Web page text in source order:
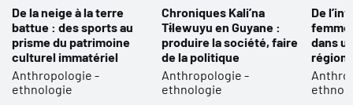
De la neige à la terre
battue : des sports au
prisme du patrimoine
culturel immatériel
Anthropologie -
ethnologie
Chroniques Kali’na
Tɨlewuyu en Guyane :
produire la société, faire
de la politique
Anthropologie -
ethnologie
De
dans